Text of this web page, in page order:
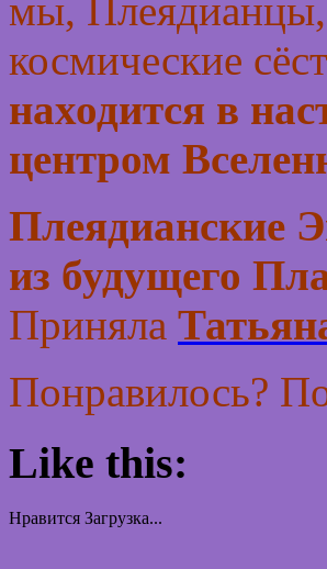
мы,
космические
находится в
центром
Плеядианские
из будущего
Приняла
Понравилось?
Like this:
Нравится Загрузка...